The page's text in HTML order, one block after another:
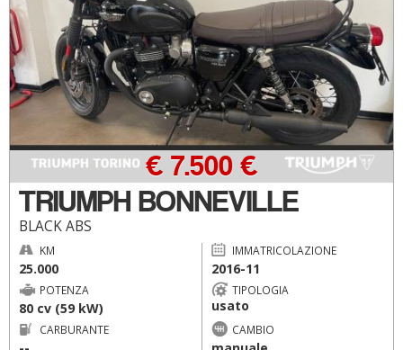
TRIUMPH BONNEVILLE
BLACK ABS
€ 7.500 €
KM
25.000
IMMATRICOLAZIONE
2016-11
POTENZA
80 cv (59 kW)
TIPOLOGIA
usato
CARBURANTE CAMBIO